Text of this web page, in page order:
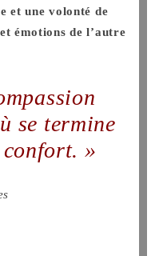
et une volonté de
émotions de l’autre
se termine
»